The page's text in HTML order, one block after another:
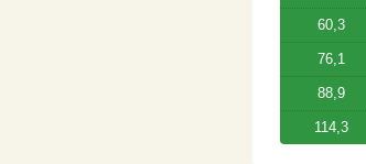
60,3
76,1
88,9
114,3